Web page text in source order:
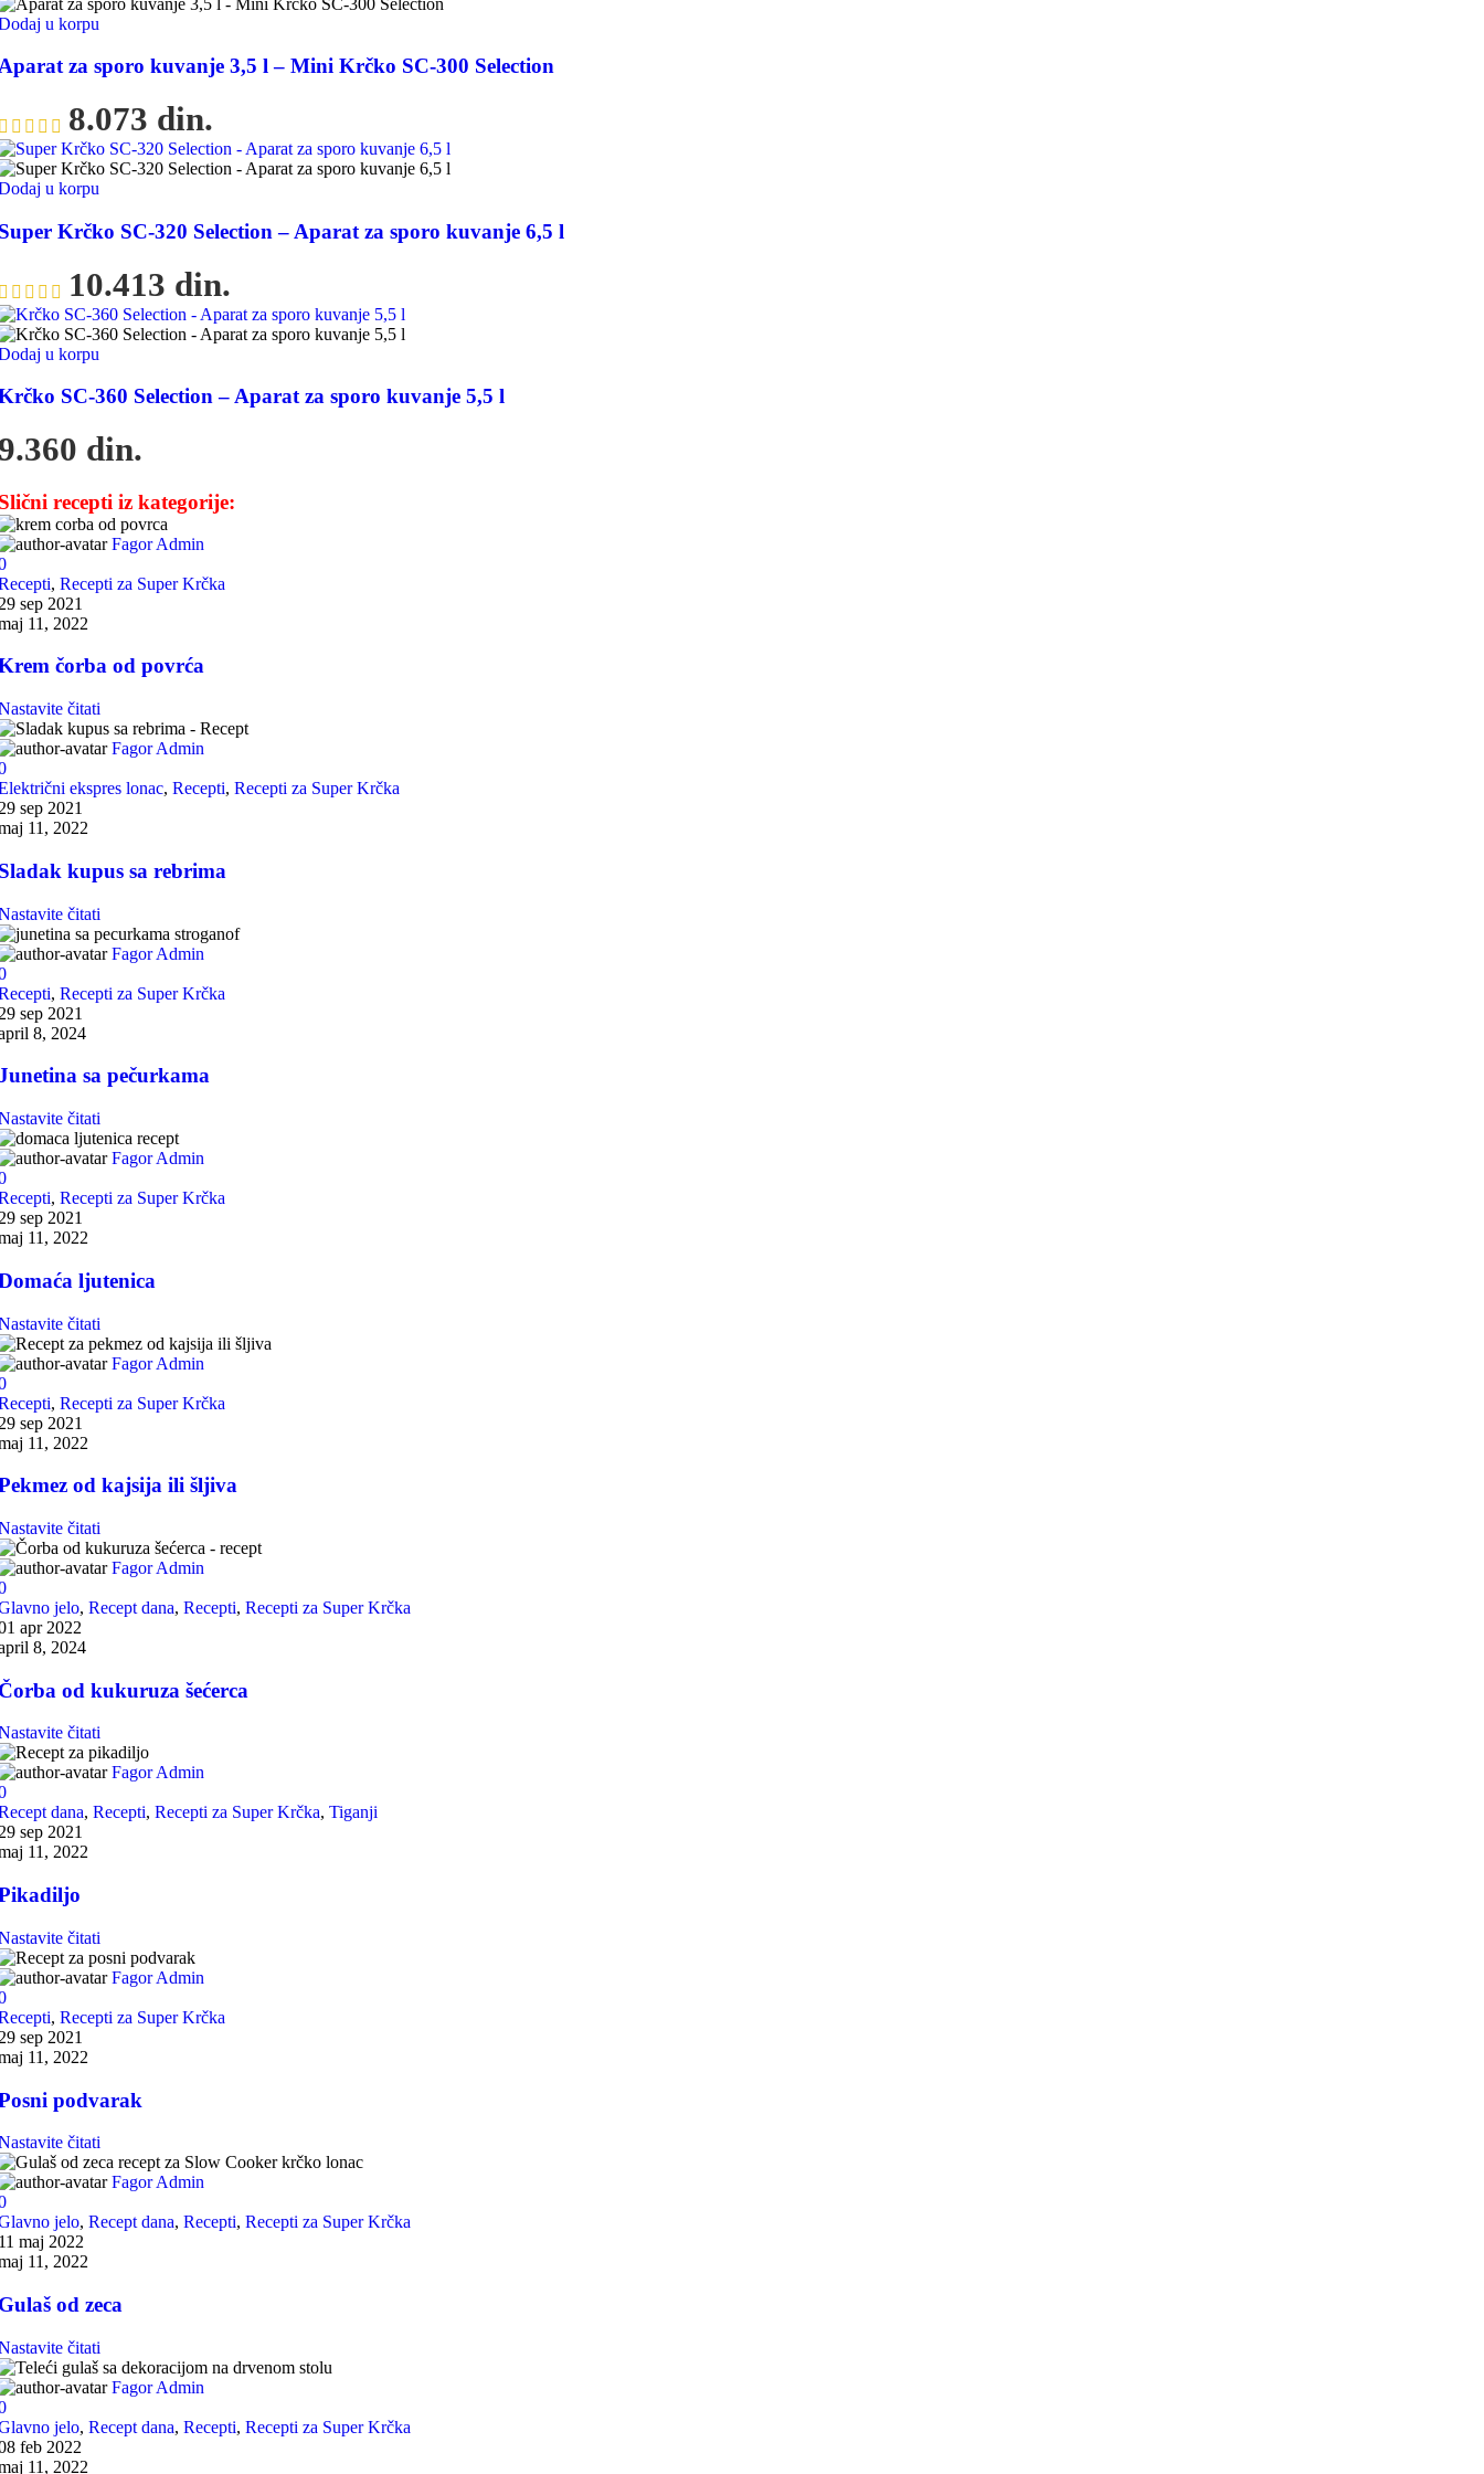
u korpu
za sporo kuvanje 3,5 l – Mini Krčko SC-300 Selection
8.073 din.
u korpu
Krčko SC-320 Selection – Aparat za sporo kuvanje 6,5 l
10.413 din.
u korpu
SC-360 Selection – Aparat za sporo kuvanje 5,5 l
din.
recepti iz kategorije:
Fagor Admin
, Recepti za Super Krčka
sep 2021
11, 2022
čorba od povrća
čitati
Fagor Admin
ekspres lonac, Recepti, Recepti za Super Krčka
sep 2021
11, 2022
kupus sa rebrima
čitati
Fagor Admin
, Recepti za Super Krčka
sep 2021
8, 2024
sa pečurkama
čitati
Fagor Admin
, Recepti za Super Krčka
sep 2021
11, 2022
ljutenica
čitati
Fagor Admin
, Recepti za Super Krčka
sep 2021
11, 2022
od kajsija ili šljiva
čitati
Fagor Admin
jelo, Recept dana, Recepti, Recepti za Super Krčka
apr 2022
8, 2024
od kukuruza šećerca
čitati
Fagor Admin
dana, Recepti, Recepti za Super Krčka, Tiganji
sep 2021
11, 2022
čitati
Fagor Admin
, Recepti za Super Krčka
sep 2021
11, 2022
podvarak
čitati
Fagor Admin
jelo, Recept dana, Recepti, Recepti za Super Krčka
maj 2022
11, 2022
od zeca
čitati
Fagor Admin
jelo, Recept dana, Recepti, Recepti za Super Krčka
feb 2022
11, 2022